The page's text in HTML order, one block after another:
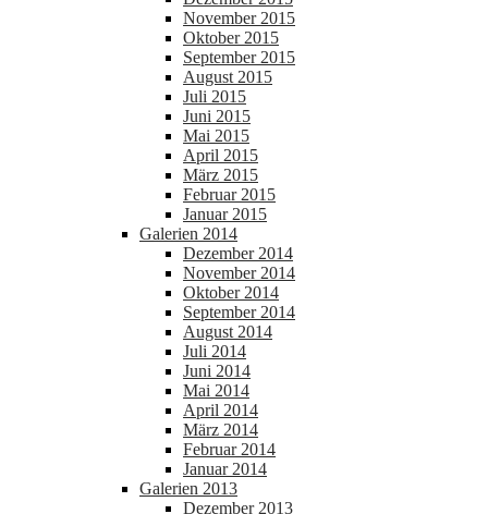
November 2015
Oktober 2015
September 2015
August 2015
Juli 2015
Juni 2015
Mai 2015
April 2015
März 2015
Februar 2015
Januar 2015
Galerien 2014
Dezember 2014
November 2014
Oktober 2014
September 2014
August 2014
Juli 2014
Juni 2014
Mai 2014
April 2014
März 2014
Februar 2014
Januar 2014
Galerien 2013
Dezember 2013